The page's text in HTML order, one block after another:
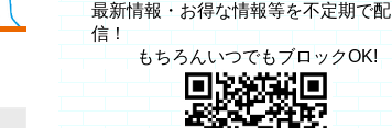
最新情報・お得な情報等を不定期で配
信！
もちろんいつでもブロックOK!